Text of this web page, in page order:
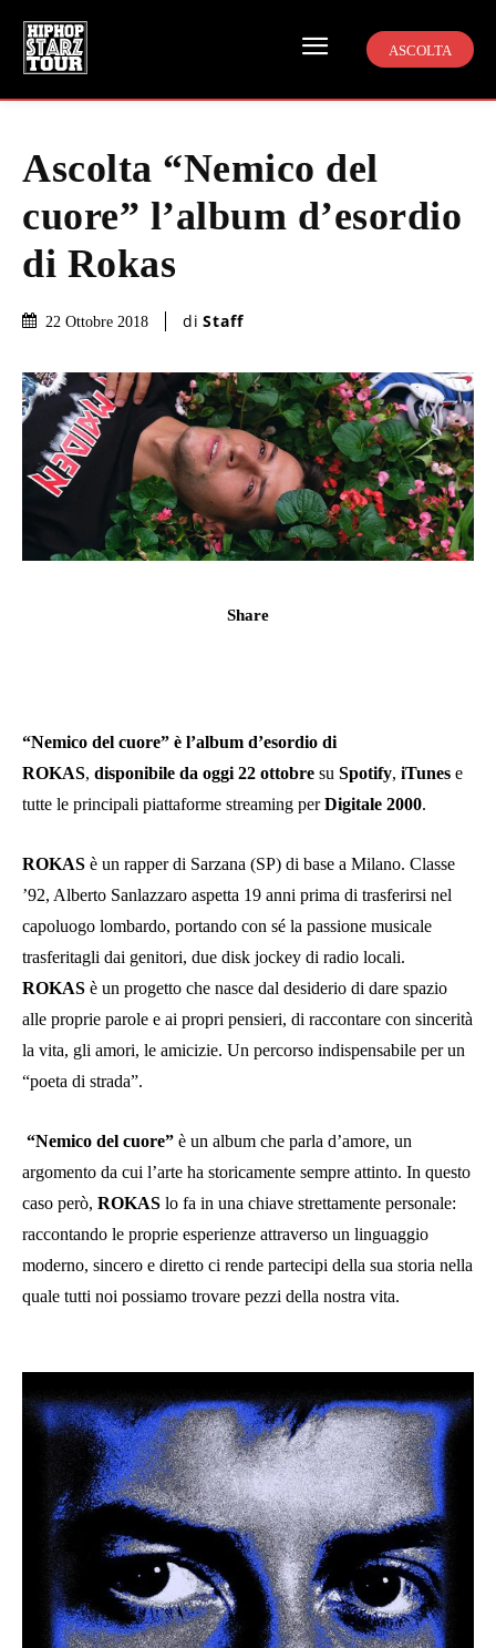
ASCOLTA
Ascolta “Nemico del
cuore” l’album d’esordio
di Rokas
22 Ottobre 2018 di Staff
Share
“Nemico del cuore” è l’album d’esordio di
ROKAS, disponibile da oggi 22 ottobre su Spotify, iTunes e
tutte le principali piattaforme streaming perDigitale 2000.
ROKAS è un rapper di Sarzana (SP) di base a Milano. Classe
’92, Alberto Sanlazzaro aspetta 19 anni prima di trasferirsi nel
capoluogo lombardo, portando con sé la passione musicale
trasferitagli dai genitori, due disk jockey di radio locali.
ROKAS è un progetto che nasce dal desiderio di dare spazio
alle proprie parole e ai propri pensieri, di raccontare con sincerità
la vita, gli amori, le amicizie. Un percorso indispensabile per un
“poeta di strada”.
“Nemico del cuore” è un album che parla d’amore, un
argomento da cui l’arte ha storicamente sempre attinto. In questo
caso però, ROKAS lo fa in una chiave strettamente personale:
raccontando le proprie esperienze attraverso un linguaggio
moderno, sincero e diretto ci rende partecipi della sua storia nella
quale tutti noi possiamo trovare pezzi della nostra vita.